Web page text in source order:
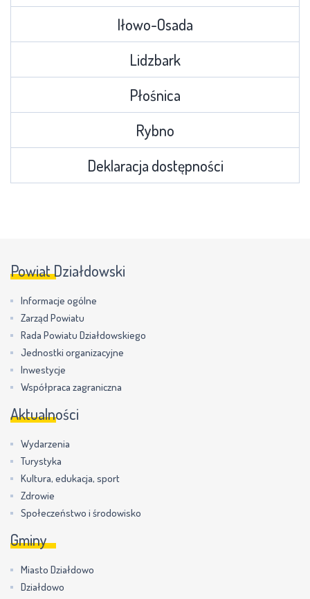
Iłowo-Osada
Lidzbark
Płośnica
Rybno
Deklaracja dostępności
Powiat Działdowski
Informacje ogólne
Zarząd Powiatu
Rada Powiatu Działdowskiego
Jednostki organizacyjne
Inwestycje
Współpraca zagraniczna
Aktualności
Wydarzenia
Turystyka
Kultura, edukacja, sport
Zdrowie
Społeczeństwo i środowisko
Gminy
Miasto Działdowo
Działdowo